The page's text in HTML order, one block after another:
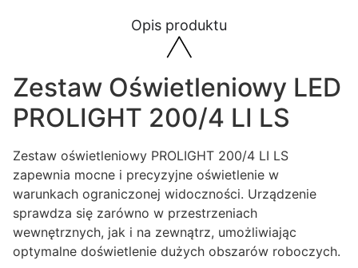
Opis produktu
Zestaw Oświetleniowy LED
PROLIGHT 200/4 LI LS
Zestaw oświetleniowy PROLIGHT 200/4 LI LS
zapewnia mocne i precyzyjne oświetlenie w
warunkach ograniczonej widoczności. Urządzenie
sprawdza się zarówno w przestrzeniach
wewnętrznych, jak i na zewnątrz, umożliwiając
optymalne doświetlenie dużych obszarów roboczych.